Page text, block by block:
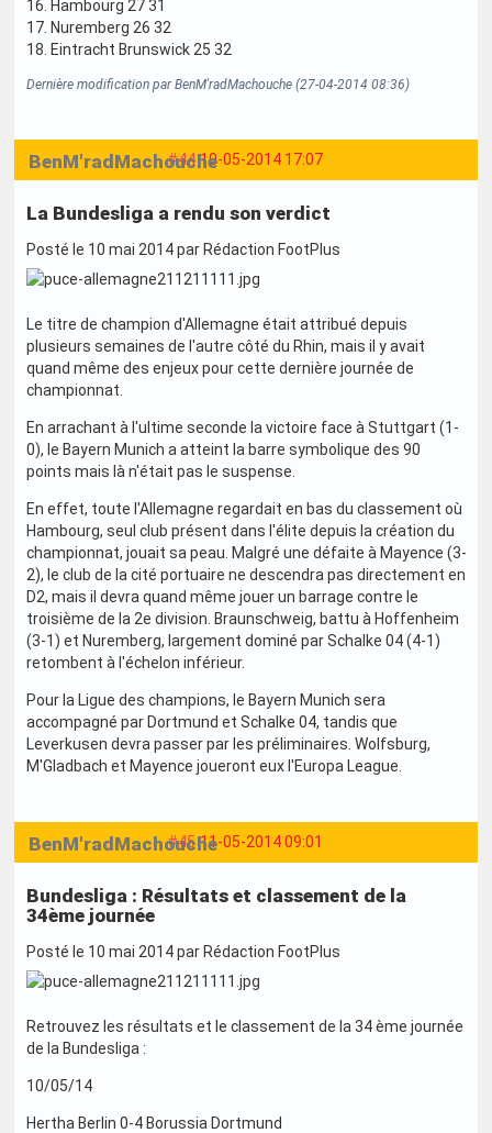
16. Hambourg 27 31
17. Nuremberg 26 32
18. Eintracht Brunswick 25 32
Dernière modification par BenM'radMachouche (27-04-2014 08:36)
#44 10-05-2014 17:07
BenM'radMachouche
La Bundesliga a rendu son verdict
Posté le 10 mai 2014 par Rédaction FootPlus
Le titre de champion d'Allemagne était attribué depuis
plusieurs semaines de l'autre côté du Rhin, mais il y avait
quand même des enjeux pour cette dernière journée de
championnat.
En arrachant à l'ultime seconde la victoire face à Stuttgart (1-
0), le Bayern Munich a atteint la barre symbolique des 90
points mais là n'était pas le suspense.
En effet, toute l'Allemagne regardait en bas du classement où
Hambourg, seul club présent dans l'élite depuis la création du
championnat, jouait sa peau. Malgré une défaite à Mayence (3-
2), le club de la cité portuaire ne descendra pas directement en
D2, mais il devra quand même jouer un barrage contre le
troisième de la 2e division. Braunschweig, battu à Hoffenheim
(3-1) et Nuremberg, largement dominé par Schalke 04 (4-1)
retombent à l'échelon inférieur.
Pour la Ligue des champions, le Bayern Munich sera
accompagné par Dortmund et Schalke 04, tandis que
Leverkusen devra passer par les préliminaires. Wolfsburg,
M'Gladbach et Mayence joueront eux l'Europa League.
#45 11-05-2014 09:01
BenM'radMachouche
Bundesliga : Résultats et classement de la
34ème journée
Posté le 10 mai 2014 par Rédaction FootPlus
Retrouvez les résultats et le classement de la 34 ème journée
de la Bundesliga :
10/05/14
Hertha Berlin 0-4 Borussia Dortmund